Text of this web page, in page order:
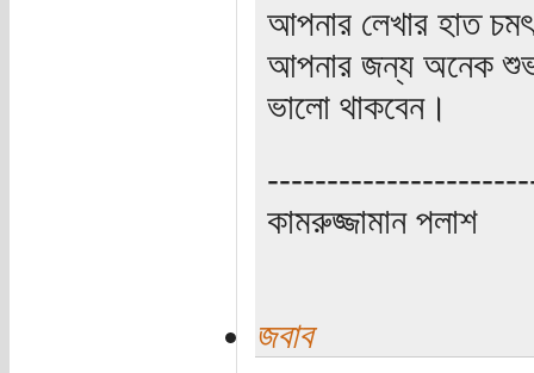
আপনার লেখার হাত
আপনার জন্য অনেক
ভালো থাকবেন।
কামরুজ্জামান পলাশ
জবাব